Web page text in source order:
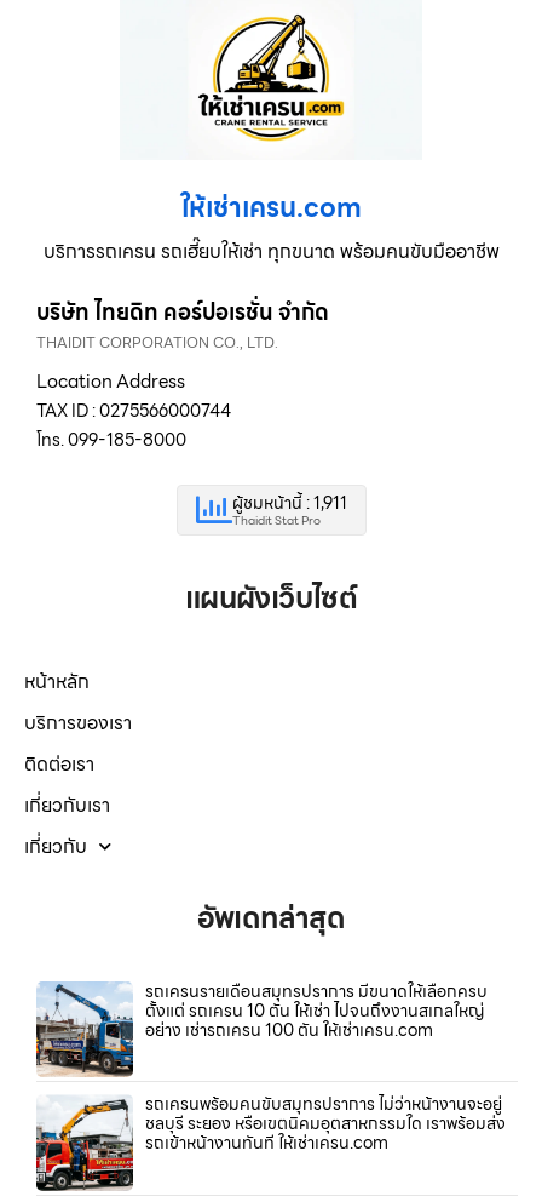
ให้เช่าเครน.com
บริการรถเครน รถเฮี๊ยบให้เช่า ทุกขนาด พร้อมคนขับมืออาชีพ
บริษัท ไทยดิท คอร์ปอเรชั่น จำกัด
THAIDIT CORPORATION CO., LTD.
Location Address
TAX ID : 0275566000744
โทร. 099-185-8000
ผู้ชมหน้านี้ : 1,911
Thaidit Stat Pro
แผนผังเว็บไซต์
หน้าหลัก
บริการของเรา
ติดต่อเรา
เกี่ยวกับเรา
เกี่ยวกับ
อัพเดทล่าสุด
รถเครนรายเดือนสมุทรปราการ มีขนาดให้เลือกครบ
ตั้งแต่ รถเครน 10 ตัน ให้เช่า ไปจนถึงงานสเกลใหญ่
อย่าง เช่ารถเครน 100 ตัน ให้เช่าเครน.com
รถเครนพร้อมคนขับสมุทรปราการ ไม่ว่าหน้างานจะอยู่
ชลบุรี ระยอง หรือเขตนิคมอุตสาหกรรมใด เราพร้อมส่ง
รถเข้าหน้างานทันที ให้เช่าเครน.com